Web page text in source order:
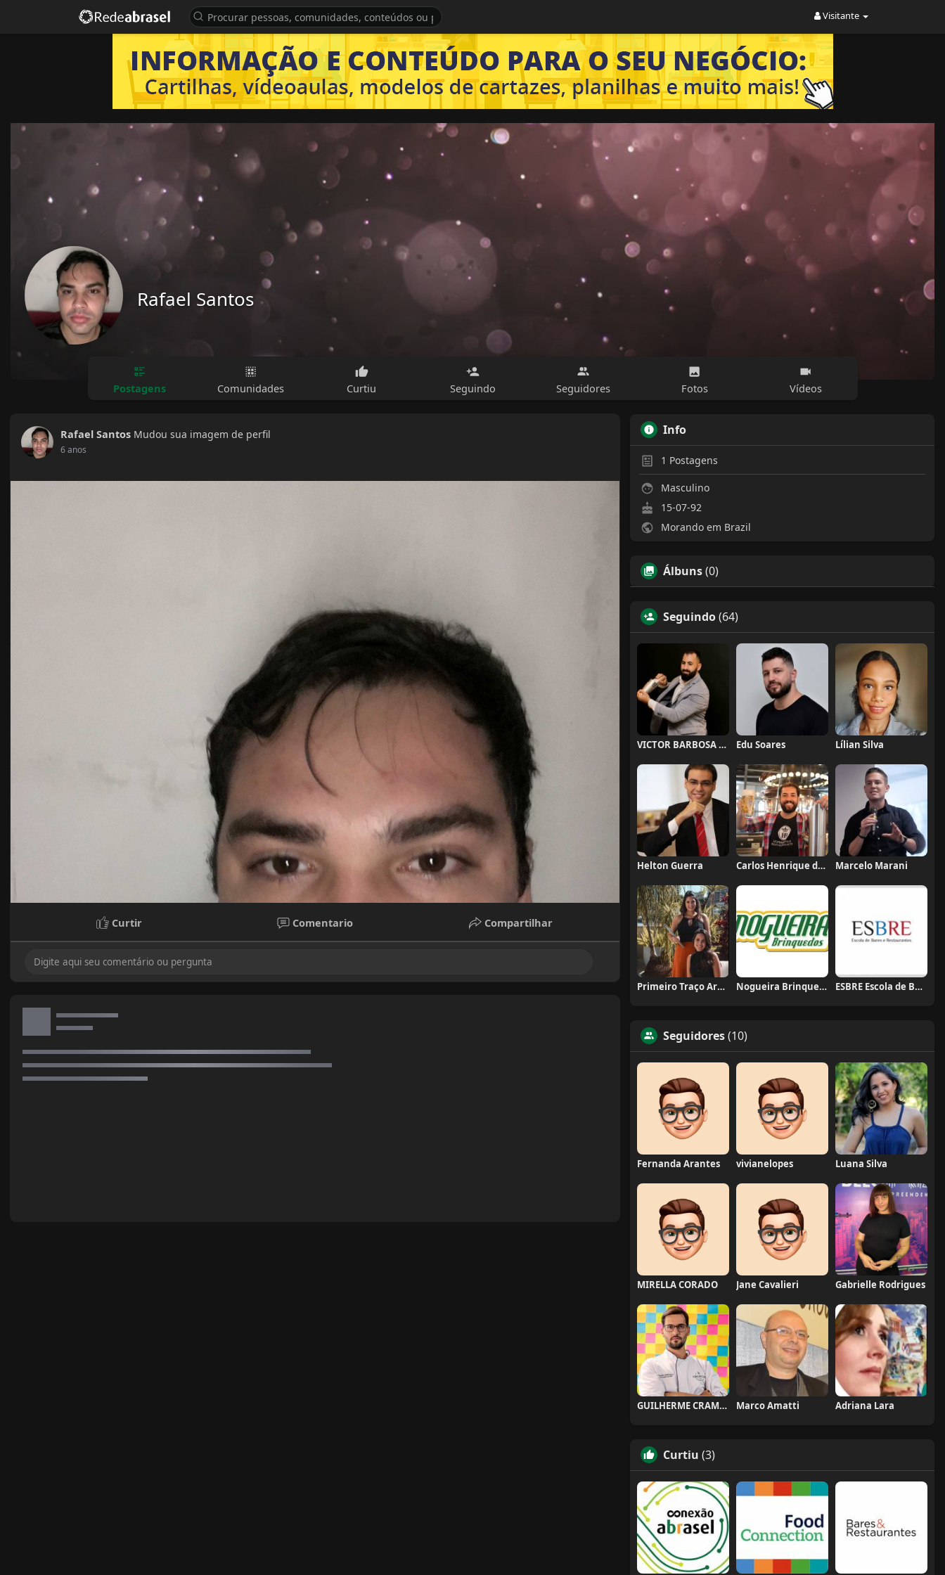
Visitante
Rafael Santos
Postagens Comunidades Curtiu Seguindo Seguidores Fotos Vídeos
Rafael Santos Mudou sua imagem de perfil
6 anos
Curtir Comentario Compartilhar
Info
1 Postagens
Masculino
15-07-92
Morando em Brazil
Álbuns(0)
Seguindo(64)
VICTOR BARBOSA QUARANTA Edu Soares Lílian Silva
Helton Guerra Carlos Henrique de Faria Vasconcelos Marcelo Marani
Primeiro Traço Arquitetura Nogueira Brinquedos ESBRE Escola de Bares e Restaurantes
Seguidores(10)
Fernanda Arantes vivianelopes Luana Silva
MIRELLA CORADO Jane Cavalieri Gabrielle Rodrigues
GUILHERME CRAMER BALLE Marco Amatti Adriana Lara
Curtiu (3)